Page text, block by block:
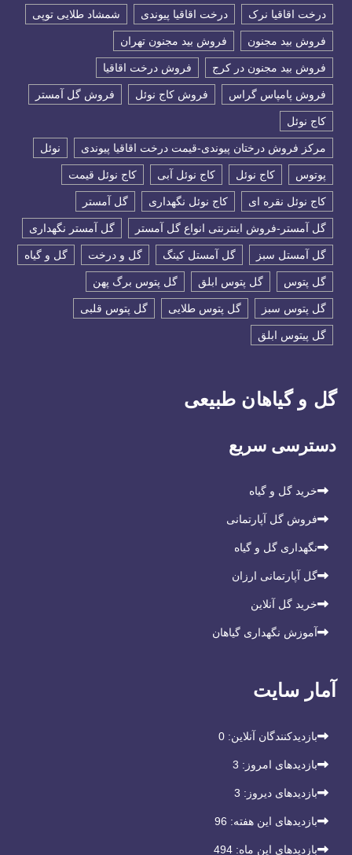
درخت اقاقیا نرک درخت اقاقیا پیوندی شمشاد طلایی توپی
فروش بید مجنون فروش بید مجنون تهران
فروش بید مجنون در کرج فروش درخت اقاقیا
فروش پامپاس گراس فروش کاج نوئل فروش گل آمستر
كاج نوئل
مرکز فروش درختان پیوندی-قیمت درخت اقاقیا پیوندی نوئل
پوتوس کاج نوئل کاج نوئل آبی کاج نوئل قیمت
کاج نوئل نقره ای کاج نوئل نگهداری گل آمستر
گل آمستر-فروش اینترنتی انواع گل آمستر گل آمستر نگهداری
گل آمستل سبز گل آمستل کینگ گل و درخت گل و گیاه
گل پتوس گل پتوس ابلق گل پتوس برگ پهن
گل پتوس سبز گل پتوس طلایی گل پتوس قلبی
گل پیتوس ابلق
گل و گیاهان طبیعی
دسترسی سریع
خرید گل و گیاه
فروش گل آپارتمانی
نگهداری گل و گیاه
گل آپارتمانی ارزان
خرید گل آنلاین
آموزش نگهداری گیاهان
آمار سایت
بازدیدکنندگان آنلاین: 0
بازدیدهای امروز: 3
بازدیدهای دیروز: 3
بازدیدهای این هفته: 96
بازدیدهای این ماه: 494